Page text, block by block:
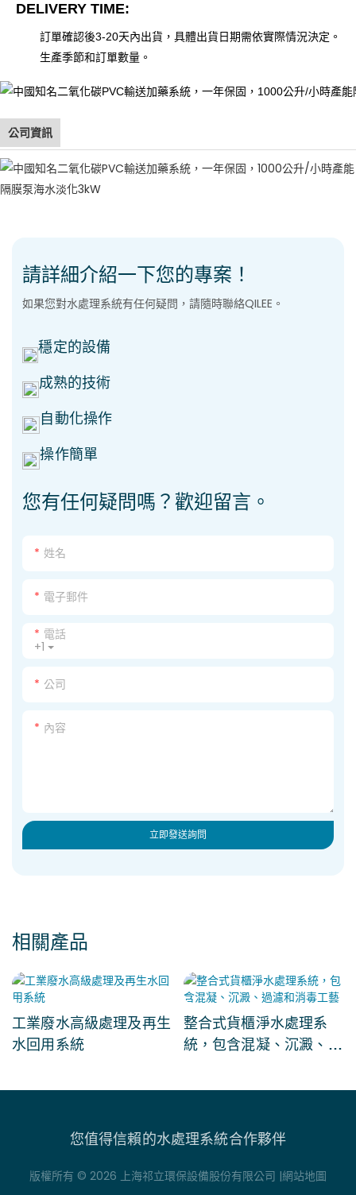
DELIVERY TIME:
訂單確認後3-20天內出貨，具體出貨日期需依實際情況決定。
生產季節和訂單數量。
公司資訊
請詳細介紹一下您的專案！
如果您對水處理系統有任何疑問，請隨時聯絡QILEE。
穩定的設備
成熟的技術
自動化操作
操作簡單
您有任何疑問嗎？歡迎留言。
姓名
電子郵件
+1
電話
公司
內容
立即發送詢問
相關產品
工業廢水高級處理及再生
水回用系統
整合式貨櫃淨水處理系
統，包含混凝、沉澱、過
您值得信賴的水處理系統合作夥伴
版權所有 © 2026 上海祁立環保設備股份有限公司 |網站地圖